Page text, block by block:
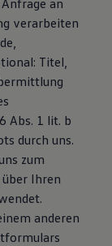
an
verarbeiten
Titel,
Abs. 1 lit. b
durch uns.
zum
Ihren
anderen